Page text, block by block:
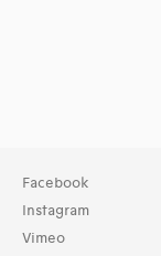
Facebook
Instagram
Vimeo